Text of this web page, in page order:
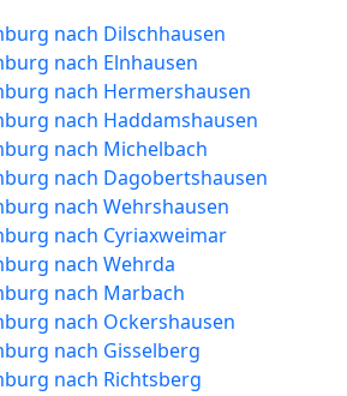
nach Dilschhausen
nach Elnhausen
nach Hermershausen
nach Haddamshausen
nach Michelbach
nach Dagobertshausen
nach Wehrshausen
nach Cyriaxweimar
nach Wehrda
nach Marbach
nach Ockershausen
nach Gisselberg
nach Richtsberg